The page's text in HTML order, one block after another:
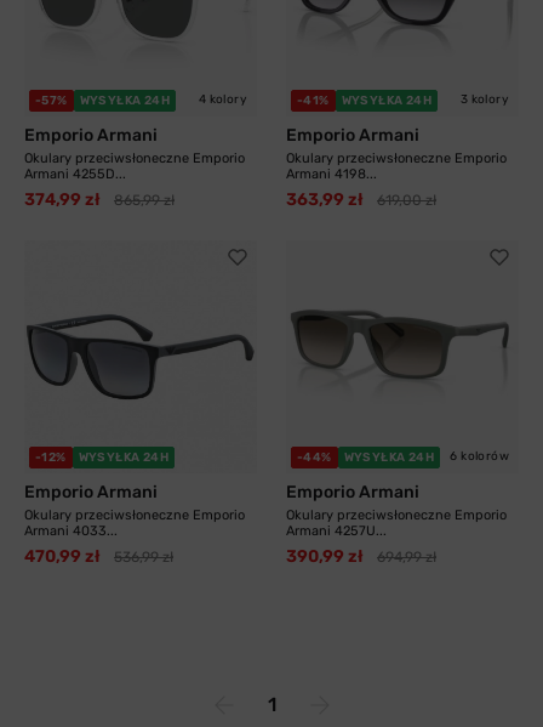
-57% WYSYŁKA 24H 4 kolory
Emporio Armani
Okulary przeciwsłoneczne Emporio
Armani 4255D...
374,99 zł 865,99 zł
-41% WYSYŁKA 24H 3 kolory
Emporio Armani
Okulary przeciwsłoneczne Emporio
Armani 4198...
363,99 zł 619,00 zł
-12% WYSYŁKA 24H
Emporio Armani
Okulary przeciwsłoneczne Emporio
Armani 4033...
470,99 zł 536,99 zł
-44% WYSYŁKA 24H 6 kolorów
Emporio Armani
Okulary przeciwsłoneczne Emporio
Armani 4257U...
390,99 zł 694,99 zł
1